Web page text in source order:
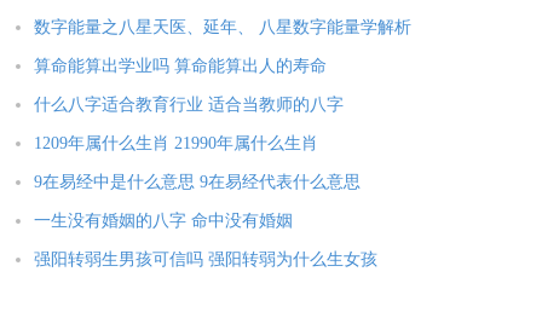
数字能量之八星天医、延年、 八星数字能量学解析
算命能算出学业吗 算命能算出人的寿命
什么八字适合教育行业 适合当教师的八字
1209年属什么生肖 21990年属什么生肖
9在易经中是什么意思 9在易经代表什么意思
一生没有婚姻的八字 命中没有婚姻
强阳转弱生男孩可信吗 强阳转弱为什么生女孩